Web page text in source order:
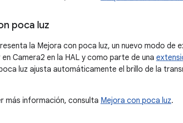
poca luz
la Mejora con poca luz, un nuevo modo de
Camera2 en la HAL y como parte de una
luz ajusta automáticamente el brillo de la
más información, consulta Mejora con poca luz.